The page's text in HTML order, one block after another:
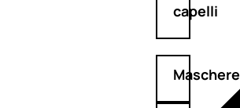
capelli
Maschere